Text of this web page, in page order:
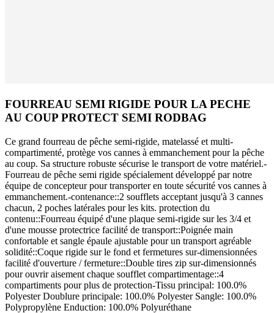
FOURREAU SEMI RIGIDE POUR LA PECHE
AU COUP PROTECT SEMI RODBAG
Ce grand fourreau de pêche semi-rigide, matelassé et multi-
compartimenté, protège vos cannes à emmanchement pour la pêche
au coup. Sa structure robuste sécurise le transport de votre matériel.-
Fourreau de pêche semi rigide spécialement développé par notre
équipe de concepteur pour transporter en toute sécurité vos cannes à
emmanchement.-contenance::2 soufflets acceptant jusqu'à 3 cannes
chacun, 2 poches latérales pour les kits. protection du
contenu::Fourreau équipé d'une plaque semi-rigide sur les 3/4 et
d'une mousse protectrice facilité de transport::Poignée main
confortable et sangle épaule ajustable pour un transport agréable
solidité::Coque rigide sur le fond et fermetures sur-dimensionnées
facilité d'ouverture / fermeture::Double tires zip sur-dimensionnés
pour ouvrir aisement chaque soufflet compartimentage::4
compartiments pour plus de protection-Tissu principal: 100.0%
Polyester Doublure principale: 100.0% Polyester Sangle: 100.0%
Polypropylène Enduction: 100.0% Polyuréthane